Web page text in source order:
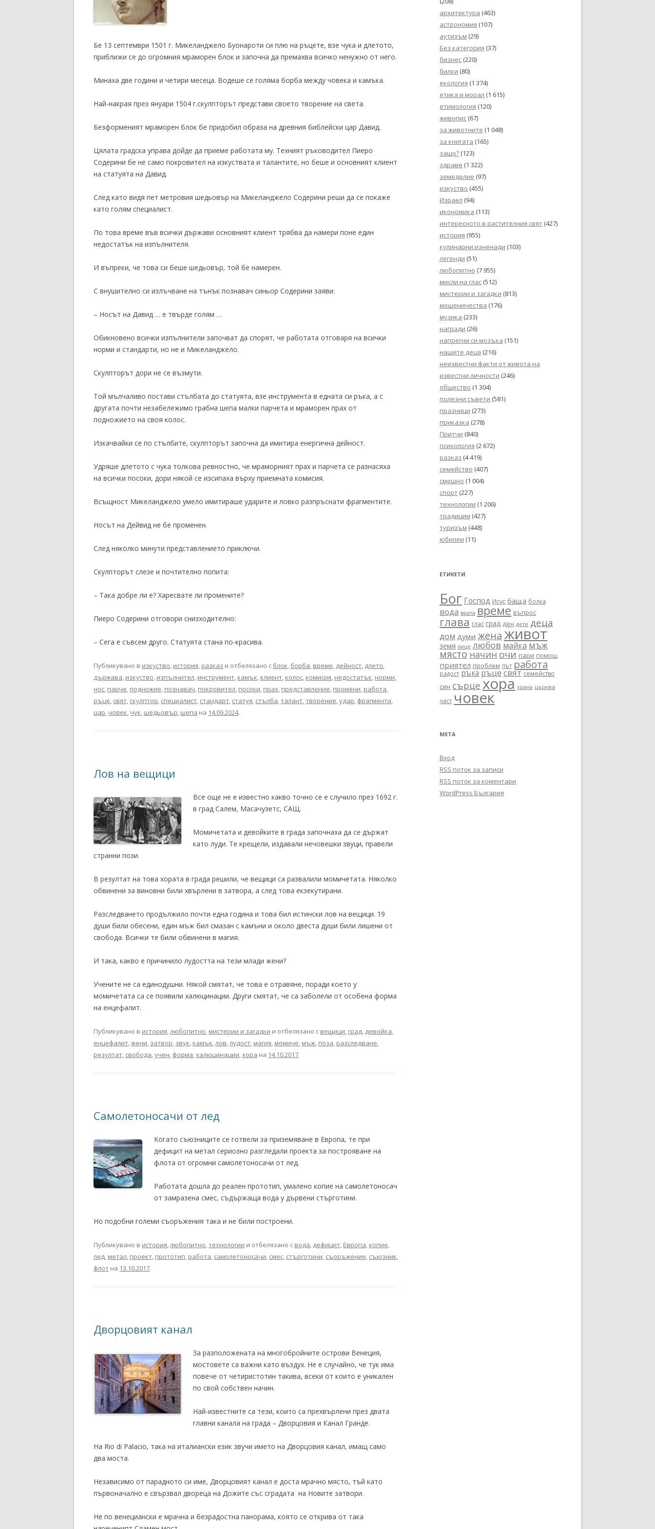
Бе 13 септември 1501 г. Микеланджело Буонароти си плю на ръцете, взе чука и длетото,
приближи се до огромния мраморен блок и започна да премахва всичко ненужно от него.
Минаха две години и четири месеца. Водеше се голяма борба между човека и камъка.
Най-накрая през януари 1504 г.скулпторът представи своето творение на света.
Безформеният мраморен блок бе придобил образа на древния библейски цар Давид.
Цялата градска управа дойде да приеме работата му. Техният ръководител Пиеро
Содерини бе не само покровител на изкуствата и талантите, но беше и основният клиент
на статуята на Давид.
След като видя пет метровия шедьовър на Микеланджело Содерини реши да се покаже
като голям специалист.
По това време във всички държави основният клиент трябва да намери поне един
недостатък на изпълнителя.
И въпреки, че това си беше шедьовър, той бе намерен.
С внушително си излъчване на тънък познавач синьор Содерини заяви:
– Носът на Давид … е твърде голям …
Обикновено всички изпълнители започват да спорят, че работата отговаря на всички
норми и стандарти, но не и Микеланджело.
Скулпторът дори не се възмути.
Той мълчаливо постави стълбата до статуята, взе инструмента в едната си ръка, а с
другата почти незабележимо грабна шепа малки парчета и мраморен прах от
подножието на своя колос.
Изкачвайки се по стълбите, скулпторът започна да имитира енергична дейност.
Удряше длетото с чука толкова ревностно, че мраморният прах и парчета се разнасяха
на всички посоки, дори някой се изсипаха върху приемната комисия.
Всъщност Микеланджело умело имитираше ударите и ловко разпръснати фрагментите.
Носът на Дейвид не бе променен.
След няколко минути представлението приключи.
Скулпторът слезе и почтително попита:
– Така добре ли е? Харесвате ли промените?
Пиеро Содерини отговори снизходително:
– Сега е съвсем друго. Статуята стана по-красива.
Публикувано в изкуство, история, разказ и отбелязано с блок, борба, време, дейност, длето,
държава, изкуство, изпълнител, инструмент, камък, клиент, колос, комисия, недостатък, норми,
нос, парче, подножие, познавач, покровител, посоки, прах, представление, промени, работа,
ръце, свят, скулптор, специалист, стандарт, статуя, стълба,талант,творение,удар, фрагменти,
цар, човек, чук, шедьовър, шепа на 14.09.2024.
Лов на вещици
Все още не е известно какво точно се е случило през 1692 г.
в град Салем, Масачузетс, САЩ.
Момичетата и девойките в града започнаха да се държат
като луди. Те крещели, издавали нечовешки звуци, правели
странни пози.
В резултат на това хората в града решили, че вещици са развалили момичетата. Няколко
обвинени за виновни били хвърлени в затвора, а след това екзекутирани.
Разследването продължило почти една година и това бил истински лов на вещици. 19
души били обесени, един мъж бил смазан с камъни и около двеста души били лишени от
свобода. Всички те били обвинени в магия.
И така, какво е причинило лудостта на тези млади жени?
Учените не са единодушни. Някой смятат, че това е отравяне, поради което у
момичетата са се появили халюцинации. Други смятат, че са заболели от особена форма
на енцефалит.
Публикувано в история,любопитно, мистерии и загадки и отбелязано с вещици, град, девойка,
енцефалит,жени, затвор, звук, камък,лов,лудост, магия, момиче, мъж, поза, разследване,
резултат, свобода,учен, форма,халюцинации,хора на 14.10.2017.
Самолетоносачи от лед
Когато съюзниците се готвели за приземяване в Европа, те при
дефицит на метал сериозно разгледали проекта за построяване на
флота от огромни самолетоносачи от лед.
Работата дошла до реален прототип, умалено копие на самолетоносач
от замразена смес, съдържаща вода у дървени стърготини.
Но подобни големи съоръжения така и не били построени.
Публикувано в история,любопитно,технологии и отбелязано с вода, дефицит, Европа, копие,
лед, метал, проект, прототип, работа, самолетоносачи, смес, стърготини, съоръжение, съюзник,
флот на 13.10.2017.
Дворцовият канал
За разположената на многобройните острови Венеция,
мостовете са важни като въздух. Не е случайно, че тук има
повече от четиристотин такива, всеки от които е уникален
по свой собствен начин.
Най-известните са тези, които са прехвърлени през двата
главни канала на града – Дворцовия и Канал Гранде.
На Rio di Palacio, така на италиански език звучи името на Дворцовия канал, имащ само
два моста.
Независимо от парадното си име, Дворцовият канал е доста мрачно място, тъй като
първоначално е свързвал двореца на Дожите със сградата на Новите затвори.
Не по венециански е мрачна и безрадостна панорама, която се открива от така
архитектура (463)
астрономия (107)
аутизъм (29)
Без категория (37)
бизнес (220)
билки (80)
екология (1 374)
етика и морал (1 615)
етимология (120)
живопис (67)
за животните (1 048)
за книгата (165)
защо? (123)
здраве (1 322)
земеделие (97)
изкуство (455)
Израел (94)
икономика (113)
интересното в растителния свят (427)
история (955)
кулинарни изненади (103)
легенди (51)
любопитно (7 955)
мисли на глас (512)
мистерии и загадки (813)
мошеничества (176)
музика (233)
награди (26)
напрегни си мозъка (151)
нашите деца (216)
неизвестни факти от живота на
известни личности (246)
общество (1 304)
полезни съвети (581)
празници (273)
приказка (278)
Притчи (840)
психология (2 672)
разказ (4 419)
семейство (407)
смешно (1 004)
спорт (227)
технологии (1 206)
традиции (427)
туризъм (448)
юбилеи (11)
ЕТИКЕТИ
Бог Господ Исус баща болка
вода врата време въпрос
глава глас град ден дете деца
дом думи жена живот
земя лице любов майка мъж
място начин очи пари помощ
приятел проблем път работа
радост ръка ръце свят семейство
син сърце хора храна църква
част човек
МЕТА
Вход
RSS поток за записи
RSS поток за коментари
WordPress България